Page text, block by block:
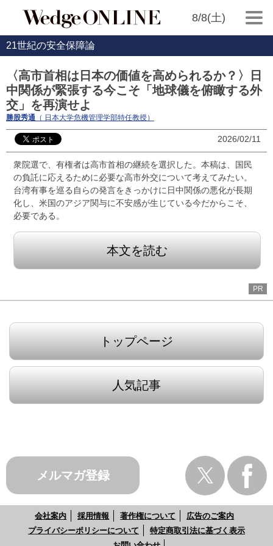
8/8(土)
21世紀の安全保障論
〈高市首相は日本の価値を高められるか？〉日
中関係が緊張する今こそ「地球儀を俯瞰する外
交」を再演せよ
勝股秀通 （ 日本大学危機管理学部特任教授）
2026/02/11
衆院選で、有権者は高市首相の継続を選択した。本稿は、国民
の負託に応えるために必要な高市外交について考えてみたい。
台湾有事を巡る自らの発言をきっかけに日中関係の悪化が長期
化し、米国のアジア関与に不安感が生じている今だからこそ、
必要である。
本文を読む
PR
トップページ
人気記事
メルマガ登録
会社案内 採用情報 著作権について
広告のご案内
プライバシーポリシーについて
特定商取引法に基づく表示